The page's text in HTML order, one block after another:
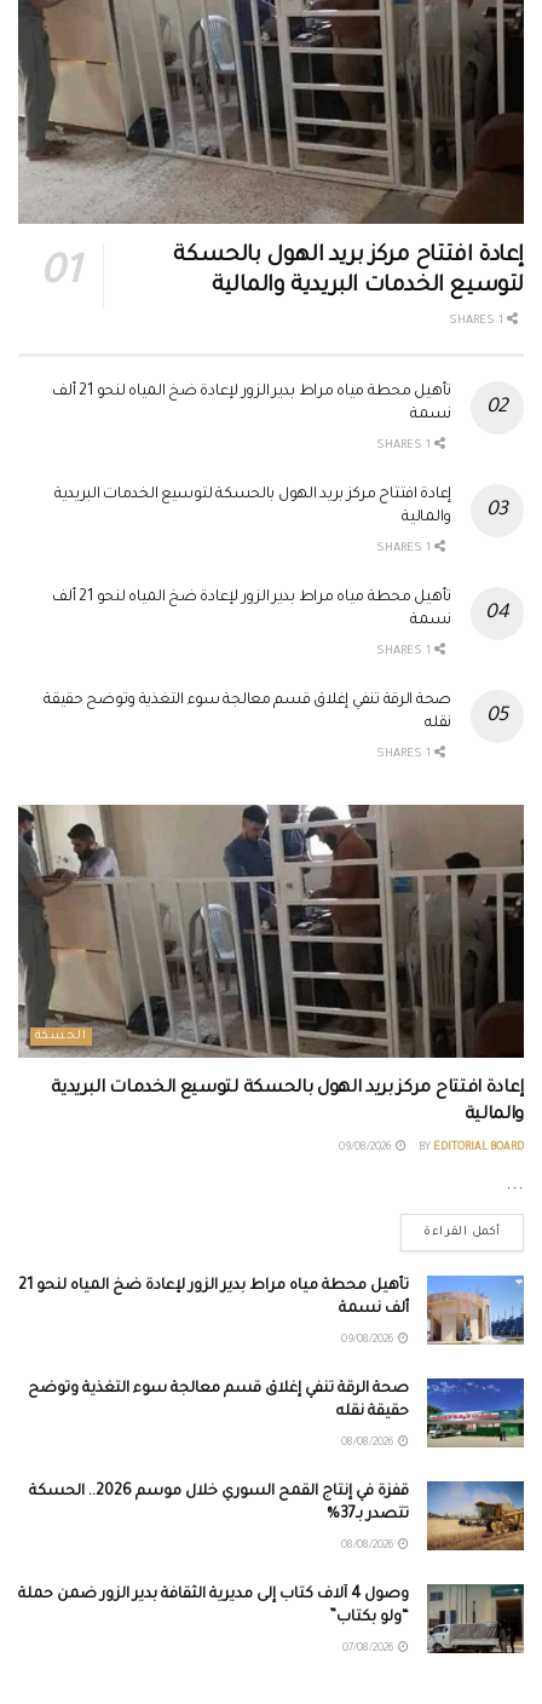
إعادة افتتاح مركز بريد الهول بالحسكة
لتوسيع الخدمات البريدية والمالية
تأهيل محطة مياه مراط بدير الزور لإعادة ضخ المياه لنحو 21 ألف
نسمة
إعادة افتتاح مركز بريد الهول بالحسكة لتوسيع الخدمات البريدية
والمالية
تأهيل محطة مياه مراط بدير الزور لإعادة ضخ المياه لنحو 21 ألف
نسمة
صحة الرقة تنفي إغلاق قسم معالجة سوء التغذية وتوضح حقيقة
نقله
الحسكة
إعادة افتتاح مركز بريد الهول بالحسكة لتوسيع الخدمات البريدية
والمالية
BY EDITORIAL BOARD
...
أكمل القراءة
تأهيل محطة مياه مراط بدير الزور لإعادة ضخ المياه لنحو 21
ألف نسمة
صحة الرقة تنفي إغلاق قسم معالجة سوء التغذية وتوضح
حقيقة نقله
قفزة في إنتاج القمح السوري خلال موسم 2026.. الحسكة
تتصدر بـ37%
وصول 4 آلاف كتاب إلى مديرية الثقافة بدير الزور ضمن حملة
“ولو بكتاب”